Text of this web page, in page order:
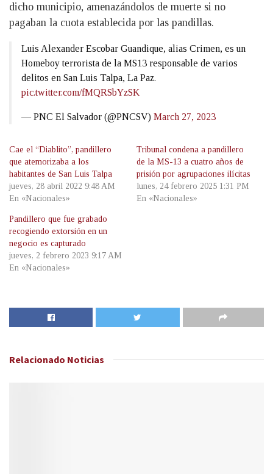
dicho municipio, amenazándolos de muerte si no
pagaban la cuota establecida por las pandillas.
Luis Alexander Escobar Guandique, alias Crimen, es un
Homeboy terrorista de la MS13 responsable de varios
delitos en San Luis Talpa, La Paz.
pic.twitter.com/fMQRSbYzSK
— PNC El Salvador (@PNCSV) March 27, 2023
Cae el “Diablito”, pandillero
que atemorizaba a los
habitantes de San Luis Talpa
jueves, 28 abril 2022 9:48 AM
En «Nacionales»
Tribunal condena a pandillero
de la MS-13 a cuatro años de
prisión por agrupaciones ilícitas
lunes, 24 febrero 2025 1:31 PM
En «Nacionales»
Pandillero que fue grabado
recogiendo extorsión en un
negocio es capturado
jueves, 2 febrero 2023 9:17 AM
En «Nacionales»
Relacionado Noticias